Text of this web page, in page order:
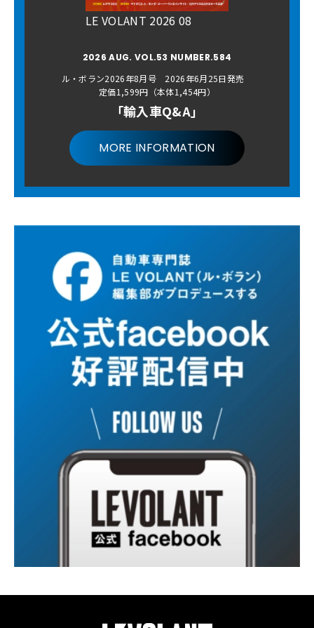
LE VOLANT 2026 08
2026 AUG. VOL.53 NUMBER.584
ル・ボラン2026年8月号 2026年6月25日発売
定価1,599円（本体1,454円）
「輸入車Q&A」
MORE INFORMATION